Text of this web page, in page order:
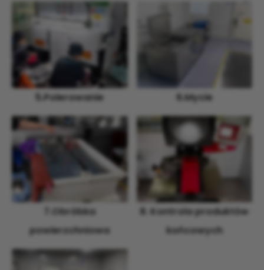
5.Polerowanie 6.Mycie
7.Obróbka
powierzchniowa
8. Kontrola produktów
końcowych